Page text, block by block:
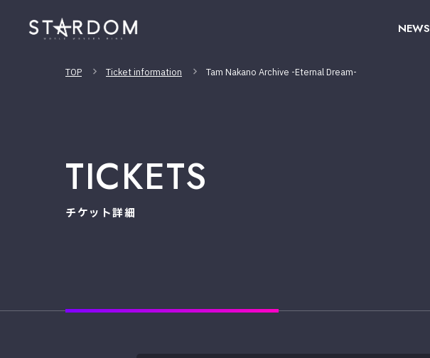
NEWS
TOP Ticket information Tam Nakano Archive -Eternal Dream-
TICKETS
チケット詳細